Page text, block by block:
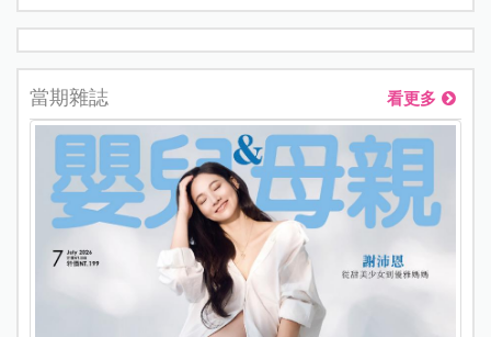
當期雜誌 看更多